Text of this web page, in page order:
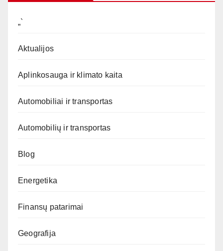
„`
Aktualijos
Aplinkosauga ir klimato kaita
Automobiliai ir transportas
Automobilių ir transportas
Blog
Energetika
Finansų patarimai
Geografija